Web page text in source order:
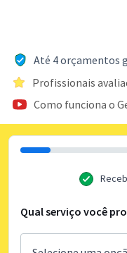
Até 4 orçamentos
Profissionais
Como funciona o
Qual serviço você